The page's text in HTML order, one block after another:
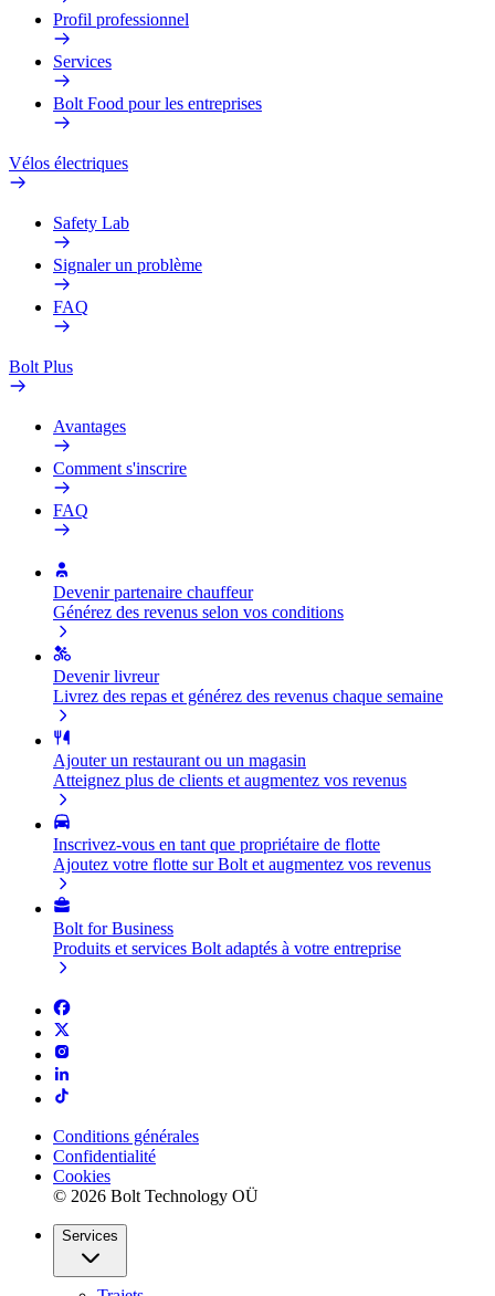
Profil professionnel
Services
Bolt Food pour les entreprises
Vélos électriques
Safety Lab
Signaler un problème
FAQ
Bolt Plus
Avantages
Comment s'inscrire
FAQ
Devenir partenaire chauffeur
Générez des revenus selon vos conditions
Devenir livreur
Livrez des repas et générez des revenus chaque semaine
Ajouter un restaurant ou un magasin
Atteignez plus de clients et augmentez vos revenus
Inscrivez-vous en tant que propriétaire de flotte
Ajoutez votre flotte sur Bolt et augmentez vos revenus
Bolt for Business
Produits et services Bolt adaptés à votre entreprise
Conditions générales
Confidentialité
Cookies
© 2026 Bolt Technology OÜ
Services